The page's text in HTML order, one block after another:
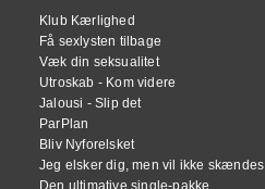
Klub Kærlighed
Få sexlysten tilbage
Væk din seksualitet
Utroskab - Kom videre
Jalousi - Slip det
ParPlan
Bliv Nyforelsket
Jeg elsker dig, men vil ikke skændes
Den ultimative single-pakke